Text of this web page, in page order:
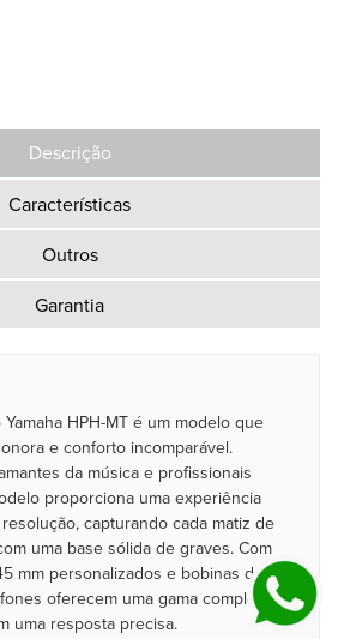
Descrição
Características
Outros
Garantia
HPH-MT é um modelo que
e conforto incomparável.
da música e profissionais
proporciona uma experiência
capturando cada matiz de
uma base sólida de graves. Com
mm personalizados e bobinas de
oferecem uma gama completa
uma resposta precisa.